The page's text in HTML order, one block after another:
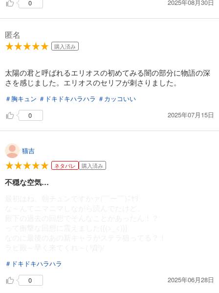
242円 (税込)
花秘める君のメテオール（38）
198
円 (税込)
続巻入荷
試し読み
0 2025年08月30日
匿名
購入済み
太陽の君と呼ばれるエリオスの初めてみる闇の部分に物語の深
さを感じました。エリオスのセリフが刺さりました。
＃胸キュン ＃ドキドキハラハラ ＃カッコいい
0
2025年07月15日
猫吉
ネタバレ 購入済み
不穏な空気…
＃ドキドキハラハラ
0
2025年06月28日